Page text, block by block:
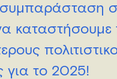
συμπαράσταση
για το 2025!